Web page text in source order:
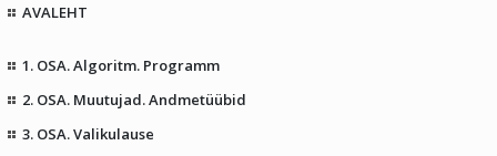
AVALEHT
1. OSA. Algoritm. Programm
2. OSA. Muutujad. Andmetüübid
3. OSA. Valikulause